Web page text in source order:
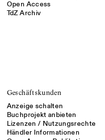
Open Access
TdZ Archiv
Geschäftskunden
Anzeige schalten
Buchprojekt anbieten
Lizenzen / Nutzungsrechte
Händler Informationen